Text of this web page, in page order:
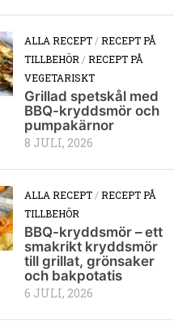
ALLA RECEPT/RECEPT PÅ
TILLBEHÖR/RECEPT PÅ
VEGETARISKT
Grillad spetskål med
BBQ-kryddsmör och
pumpakärnor
8 JULI, 2026
ALLA RECEPT/RECEPT PÅ
TILLBEHÖR
BBQ-kryddsmör – ett
smakrikt kryddsmör
till grillat, grönsaker
och bakpotatis
6 JULI, 2026